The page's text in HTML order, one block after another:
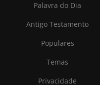
Palavra do Dia
Antigo Testamento
Populares
Temas
Privacidade